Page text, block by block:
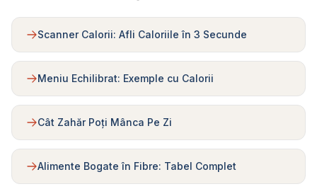
Scanner Calorii: Afli Caloriile în 3 Secunde
Meniu Echilibrat: Exemple cu Calorii
Cât Zahăr Poți Mânca Pe Zi
Alimente Bogate în Fibre: Tabel Complet